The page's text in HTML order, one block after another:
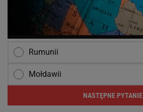
Rumunii
Mołdawii
NASTĘPNE PYTANIE